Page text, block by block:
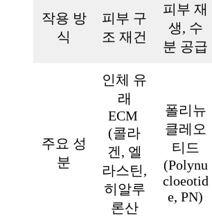
작용 방
식
피부 구
조 재건
피부 재
생, 수
분 공급
주요 성
분
인체 유
래
ECM
(콜라
겐, 엘
라스틴,
히알루
론산
폴리뉴
클레오
티드
(Polynu
cloeotid
e, PN)